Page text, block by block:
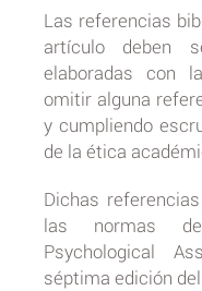
Las referencias
artículo deben
elaboradas con
omitir alguna
y cumpliendo
de la ética
Dichas
las normas
Psychological
séptima edición